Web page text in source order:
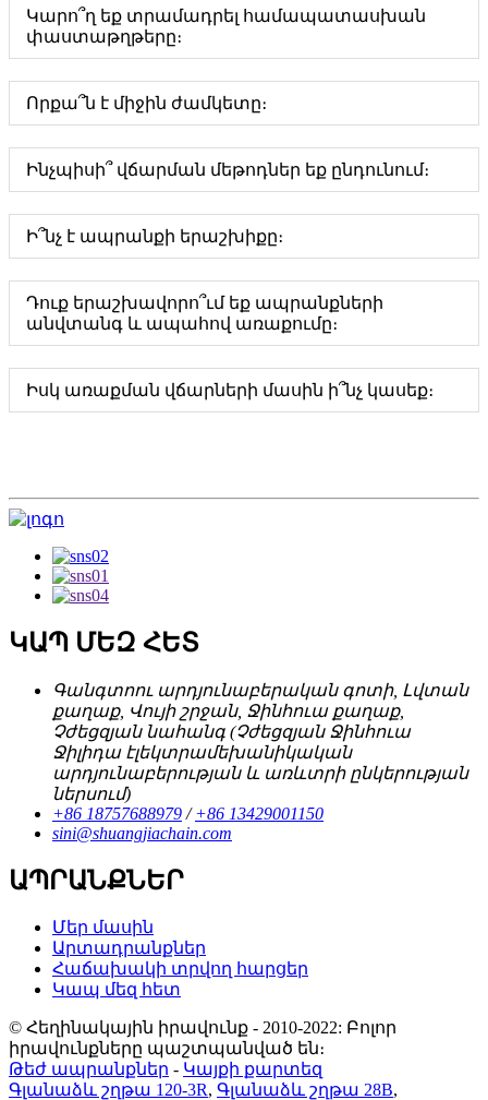
Կարո՞ղ եք տրամադրել համապատասխան
փաստաթղթերը։
Որքա՞ն է միջին ժամկետը։
Ինչպիսի՞ վճարման մեթոդներ եք ընդունում։
Ի՞նչ է ապրանքի երաշխիքը։
Դուք երաշխավորո՞ւմ եք ապրանքների
անվտանգ և ապահով առաքումը։
Իսկ առաքման վճարների մասին ի՞նչ կասեք։
ԿԱՊ ՄԵԶ ՀԵՏ
Գանգտոու արդյունաբերական գոտի, Լվտան
քաղաք, Վույի շրջան, Ջինհուա քաղաք,
Չժեցզյան նահանգ (Չժեցզյան Ջինհուա
Ջիլիդա էլեկտրամեխանիկական
արդյունաբերության և առևտրի ընկերության
ներսում)
+86 18757688979 /+86 13429001150
sini@shuangjiachain.com
ԱՊՐԱՆՔՆԵՐ
Մեր մասին
Արտադրանքներ
Հաճախակի տրվող հարցեր
Կապ մեզ հետ
© Հեղինակային իրավունք - 2010-2022: Բոլոր
իրավունքները պաշտպանված են։
Թեժ ապրանքներ - Կայքի քարտեզ
Գլանաձև շղթա 120-3R, Գլանաձև շղթա 28B,